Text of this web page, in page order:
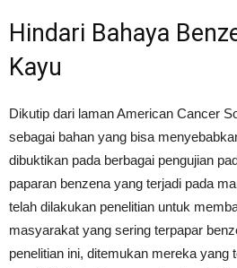
Hindari Bahaya
Kayu
Dikutip dari laman American Cancer
sebagai bahan yang bisa
dibuktikan pada berbagai pengujian
paparan benzena yang terjadi pada
telah dilakukan penelitian untuk
masyarakat yang sering terpapar
penelitian ini, ditemukan mereka yang